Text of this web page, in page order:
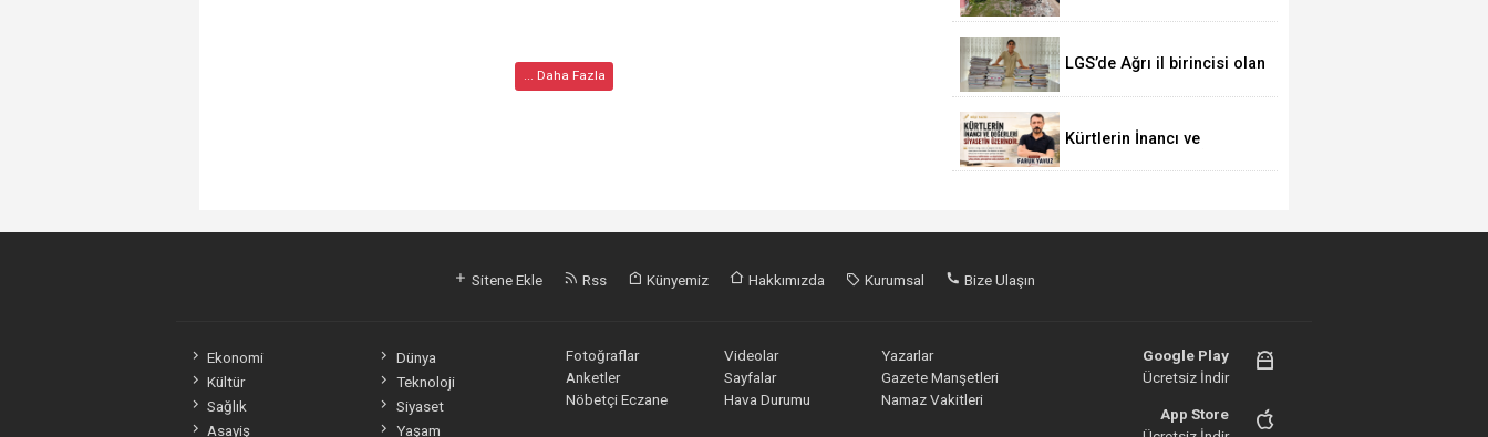
... Daha Fazla
etmeye hakkı yok
LGS’de Ağrı il birincisi olan
Patnos'un gururu oldu
Kürtlerin İnancı ve
Sitene Ekle Rss Künyemiz Hakkımızda Kurumsal Bize Ulaşın
Ekonomi
Dünya
Kültür
Teknoloji
Sağlık
Siyaset
Asayiş
Yaşam
Fotoğraflar Videolar
Yazarlar
Anketler
Sayfalar
Gazete Manşetleri
Nöbetçi Eczane
Hava Durumu Namaz Vakitleri
Google Play
Ücretsiz İndir
App Store